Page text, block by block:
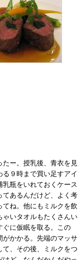
たー。授乳後、青衣を見
９時まで買い足すアイ
瓶をいれておくケース
てあるんだけど、よく考
てね。他にもミルクを飲
ゃいタオルもたくさんい
ぐに仮眠を取る。この
がかかる。先端のマッサ
、その後、ミルクをつ